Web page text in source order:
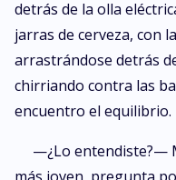
detrás de la olla
jarras de cerveza, con
arrastrándose detrás
chirriando contra las
encuentro el equilibrio.
—¿Lo entendiste?—